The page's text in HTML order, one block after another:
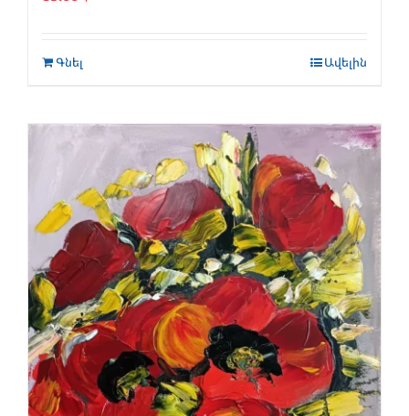
Գնել Ավելին